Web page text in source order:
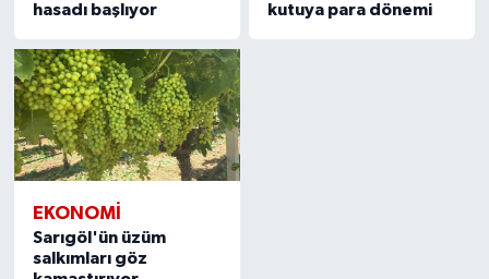
hasadı başlıyor
kutuya para dönemi
EKONOMİ
Sarıgöl'ün üzüm
salkımları göz